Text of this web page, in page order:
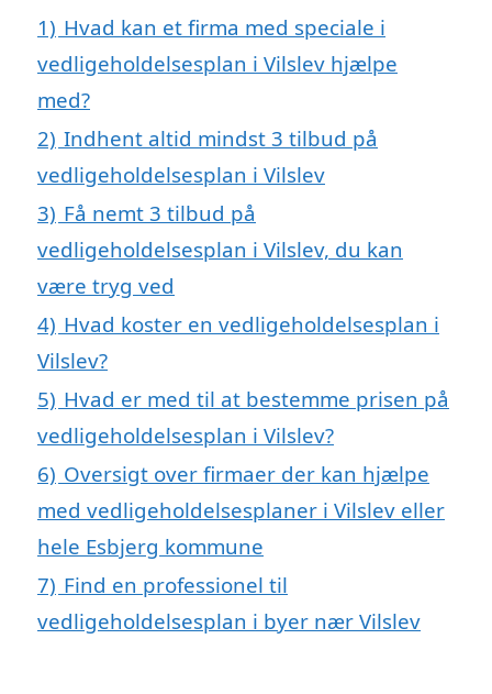
1) Hvad kan et firma med speciale i
vedligeholdelsesplan i Vilslev hjælpe
med?
2) Indhent altid mindst 3 tilbud på
vedligeholdelsesplan i Vilslev
3) Få nemt 3 tilbud på
vedligeholdelsesplan i Vilslev, du kan
være tryg ved
4) Hvad koster en vedligeholdelsesplan i
Vilslev?
5) Hvad er med til at bestemme prisen på
vedligeholdelsesplan i Vilslev?
6) Oversigt over firmaer der kan hjælpe
med vedligeholdelsesplaner i Vilslev eller
hele Esbjerg kommune
7) Find en professionel til
vedligeholdelsesplan i byer nær Vilslev